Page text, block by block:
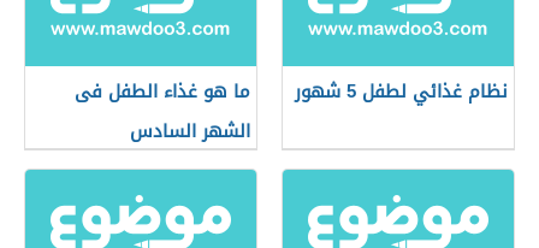
نظام غذائي لطفل 5 شهور
ما هو غذاء الطفل فى
الشهر السادس